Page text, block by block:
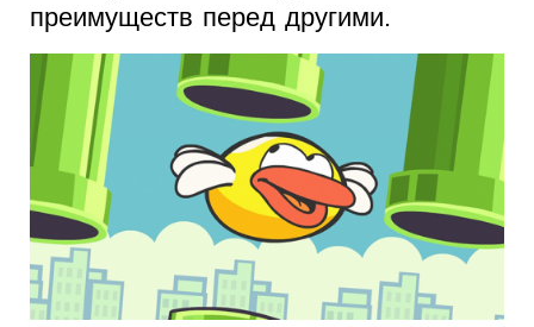
преимуществ перед другими.